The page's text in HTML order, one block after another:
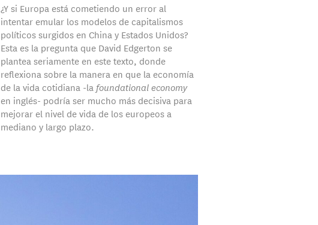
¿Y si Europa está cometiendo un error al
intentar emular los modelos de capitalismos
políticos surgidos en China y Estados Unidos?
Esta es la pregunta que David Edgerton se
plantea seriamente en este texto, donde
reflexiona sobre la manera en que la economía
de la vida cotidiana -la foundational economy
en inglés- podría ser mucho más decisiva para
mejorar el nivel de vida de los europeos a
mediano y largo plazo.